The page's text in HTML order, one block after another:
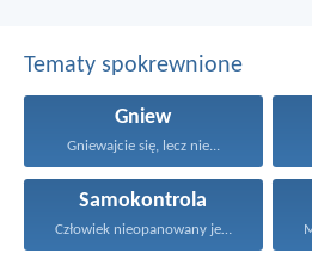
Tematy spokrewnione
Gniew
Gniewajcie się, lecz nie...
Samokontrola
Człowiek nieopanowany jest jak...